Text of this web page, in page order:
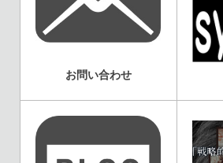
お問い合わせ